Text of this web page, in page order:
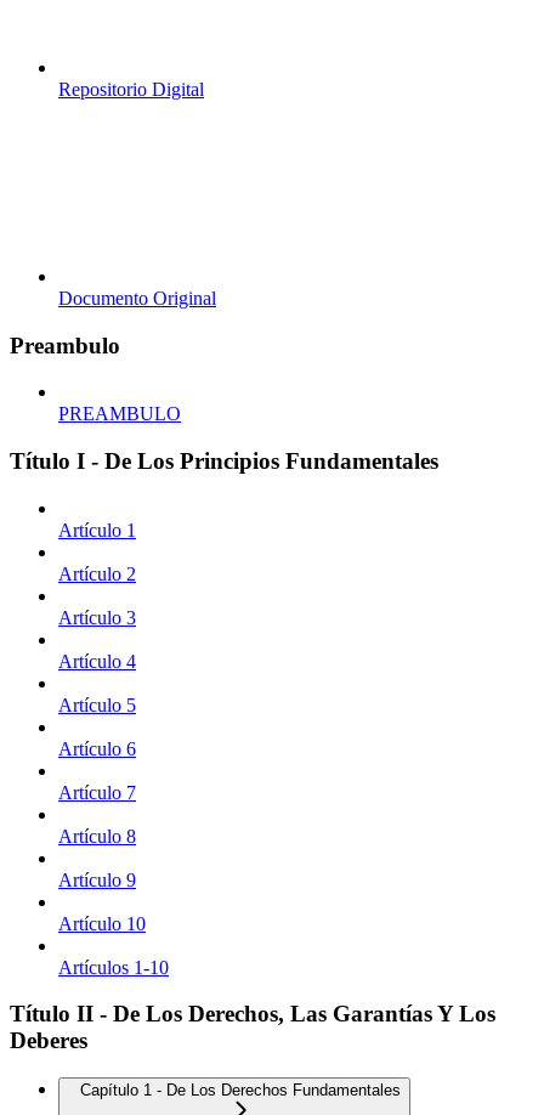
Repositorio Digital
Documento Original
Preambulo
PREAMBULO
Título I - De Los Principios Fundamentales
Artículo 1
Artículo 2
Artículo 3
Artículo 4
Artículo 5
Artículo 6
Artículo 7
Artículo 8
Artículo 9
Artículo 10
Artículos 1-10
Título II - De Los Derechos, Las Garantías Y Los
Deberes
Capítulo 1 - De Los Derechos Fundamentales